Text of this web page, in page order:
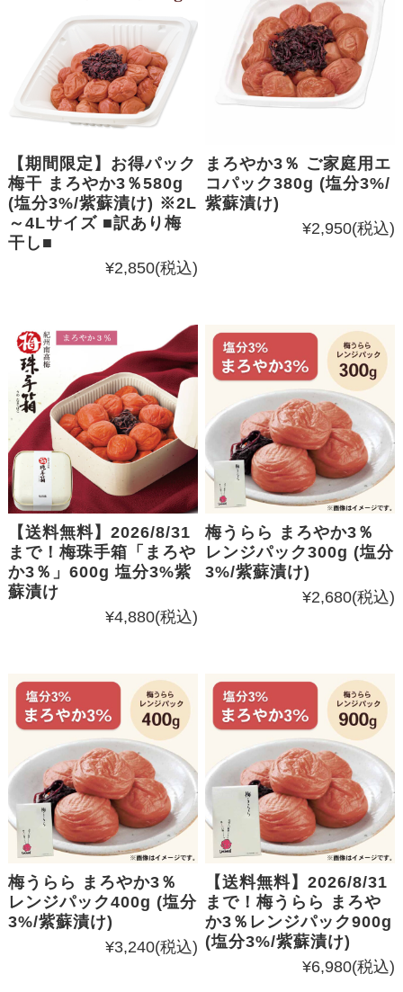
【期間限定】お得パック
梅干 まろやか3％580g
(塩分3%/紫蘇漬け) ※2L
～4Lサイズ ■訳あり梅
干し■
¥2,850(税込)
まろやか3％ ご家庭用エ
コパック380g (塩分3%/
紫蘇漬け)
¥2,950(税込)
【送料無料】2026/8/31
まで！梅珠手箱「まろや
か3％」600g 塩分3%紫
蘇漬け
¥4,880(税込)
梅うらら まろやか3％
レンジパック300g (塩分
3%/紫蘇漬け)
¥2,680(税込)
梅うらら まろやか3％
レンジパック400g (塩分
3%/紫蘇漬け)
¥3,240(税込)
【送料無料】2026/8/31
まで！梅うらら まろや
か3％レンジパック900g
(塩分3%/紫蘇漬け)
¥6,980(税込)